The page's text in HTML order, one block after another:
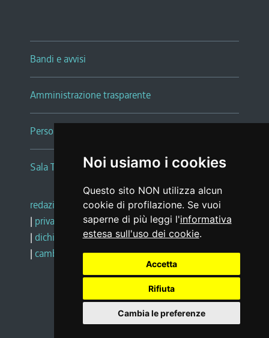
Noi usiamo i cookies
Questo sito NON utilizza alcun
cookie di profilazione. Se vuoi
saperne di più leggi l'informativa
estesa sull'uso dei cookie.
Accetta
Rifiuta
Cambia le preferenze
Bandi e avvisi
Amministrazione trasparente
Persone e Uffici
Sala Tiziano Tessitori
redazione web |note legali |glossario
| privacy
social media policy
| dichiarazione di accessibilità |feedback
| cambio preferenze cookie
Realizzato da